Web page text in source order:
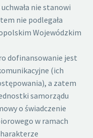
nie stanowi
nie podlegała
Wojewódzkim
dofinansowanie jest
(ich
a zatem
samorządu
o świadczenie
w ramach